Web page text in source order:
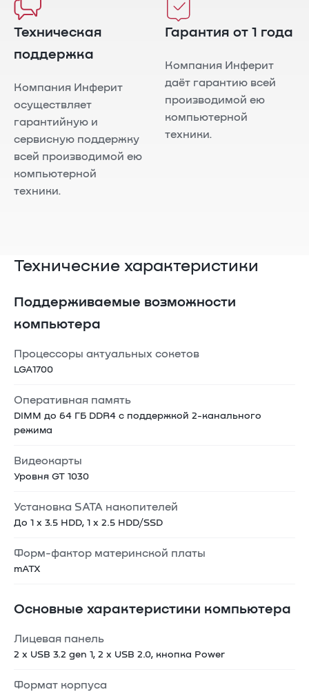
Техническая
поддержка
Компания Инферит
осуществляет
гарантийную и
сервисную поддержку
всей производимой ею
компьютерной
техники.
Гарантия от 1 года
Компания Инферит
даёт гарантию всей
производимой ею
компьютерной
техники.
Технические характеристики
Поддерживаемые возможности
компьютера
Процессоры актуальных сокетов
LGA1700
Оперативная память
DIMM до 64 ГБ DDR4 с поддержкой 2-канального
режима
Видеокарты
Уровня GT 1030
Установка SATA накопителей
До 1 x 3.5 HDD, 1 x 2.5 HDD/SSD
Форм-фактор материнской платы
mATX
Основные характеристики компьютера
Лицевая панель
2 x USB 3.2 gen 1, 2 x USB 2.0, кнопка Power
Формат корпуса